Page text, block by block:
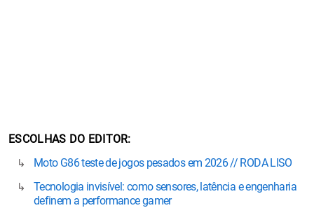
ESCOLHAS DO EDITOR
Moto G86 teste de jogos pesados em 2026 // RODA LISO
Tecnologia invisível: como sensores, latência e engenharia
definem a performance gamer